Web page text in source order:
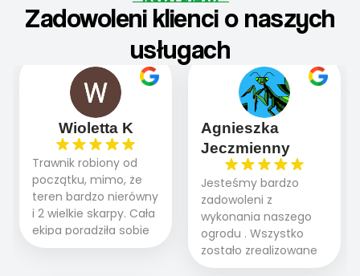
Zadowoleni klienci o naszych
usługach
Wioletta K
Trawnik robiony od
początku, mimo, że
teren bardzo nierówny
i 2 wielkie skarpy. Cała
ekipa poradziła sobie
WSPANIALE od
Agnieszka
Jeczmienny
Jesteśmy bardzo
zadowoleni z
wykonania naszego
ogrodu . Wszystko
zostało zrealizowane
fachowo, rzetelnie i